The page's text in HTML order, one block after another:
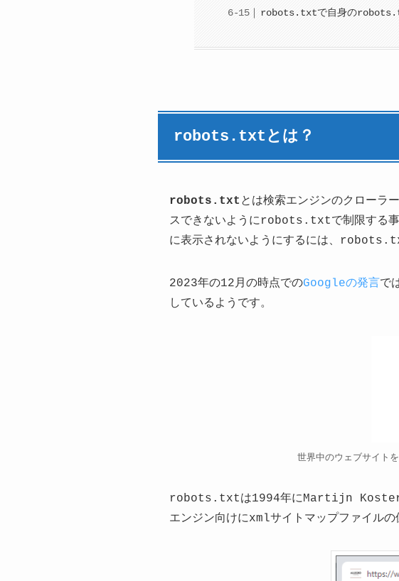
robots.txtで自身の
robots.txtとは？
robots.txt とは検索エンジンのクローラ
スできないようにrobots.txtで制限する事
に表示されないようにするには、
2023年の12月の時点でのGoogleの発言 で
しているようです。
世界中のウェブサイト
robots.txtは1994年にMartijn Koster氏に
エンジン向けにxmlサイトマップファイルの